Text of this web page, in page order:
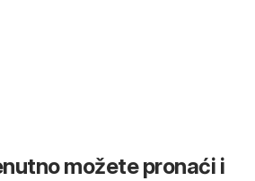
možete pronaći i